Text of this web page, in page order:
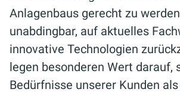
Anlagenbaus gerecht zu
unabdingbar, auf aktuelles
innovative Technologien
legen besonderen Wert darauf,
Bedürfnisse unserer Kunden